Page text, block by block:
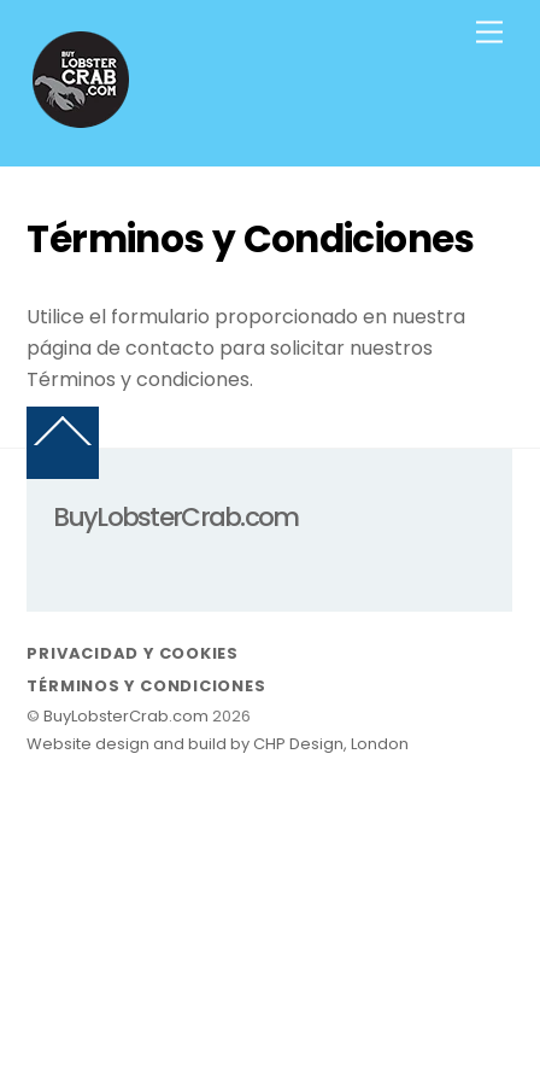
content
Términos y Condiciones
Utilice el formulario proporcionado en nuestra
página de contacto para solicitar nuestros
Términos y condiciones.
Back
Top
BuyLobsterCrab.com
PRIVACIDAD Y COOKIES
TÉRMINOS Y CONDICIONES
©BuyLobsterCrab.com 2026
Website design and build by CHP Design, London